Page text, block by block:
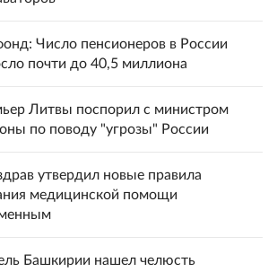
Число пенсионеров в России
почти до 40,5 миллиона
Литвы поспорил с министром
по поводу "угрозы" России
утвердил новые правила
медицинской помощи
Башкирии нашел челюсть